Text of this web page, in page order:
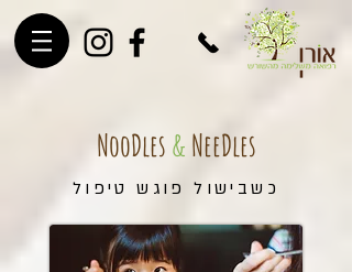
NooDles & NeeDles
כשבישול פוגש טיפול